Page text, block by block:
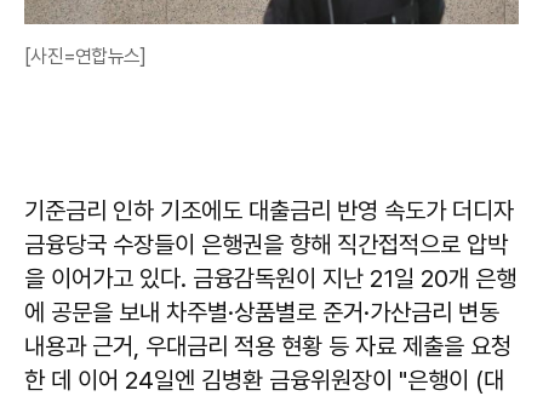
[사진=연합뉴스]
기준금리 인하 기조에도 대출금리 반영 속도가 더디자
금융당국 수장들이 은행권을 향해 직간접적으로 압박
을 이어가고 있다. 금융감독원이 지난 21일 20개 은행
에 공문을 보내 차주별·상품별로 준거·가산금리 변동
내용과 근거, 우대금리 적용 현황 등 자료 제출을 요청
한 데 이어 24일엔 김병환 금융위원장이 "은행이 (대